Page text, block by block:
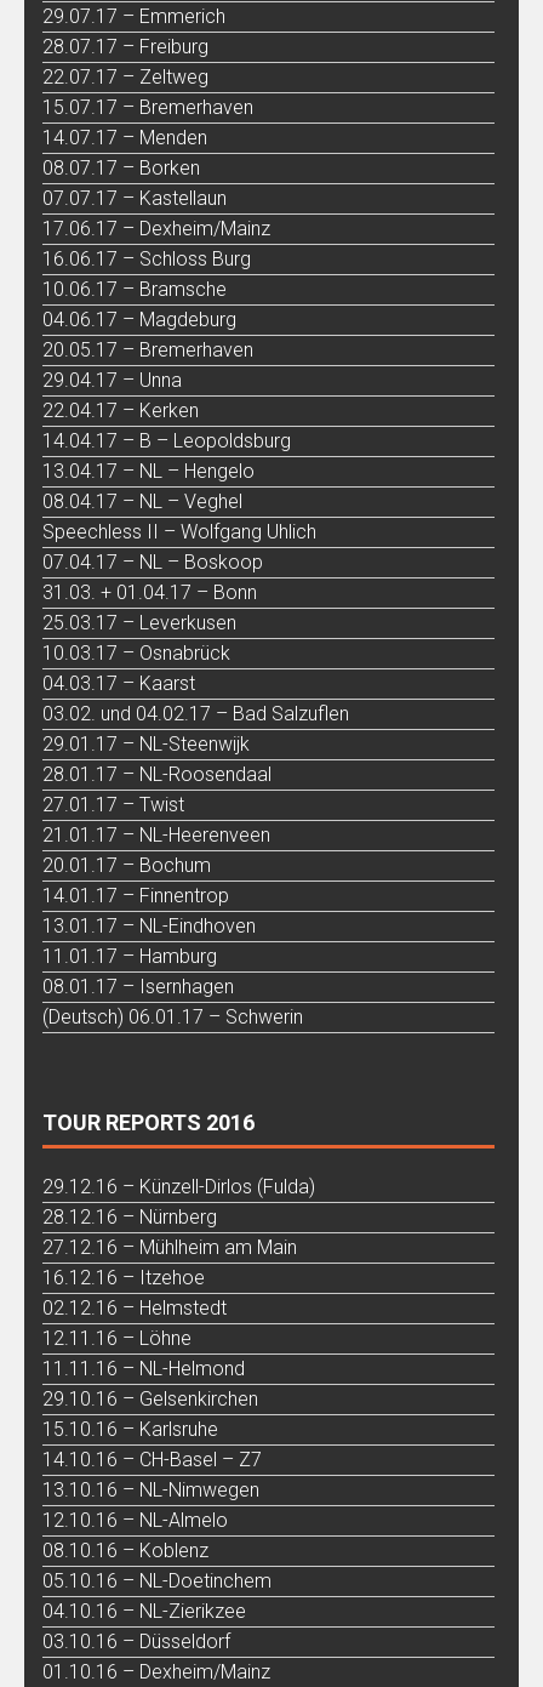
29.07.17 – Emmerich
28.07.17 – Freiburg
22.07.17 – Zeltweg
15.07.17 – Bremerhaven
14.07.17 – Menden
08.07.17 – Borken
07.07.17 – Kastellaun
17.06.17 – Dexheim/Mainz
16.06.17 – Schloss Burg
10.06.17 – Bramsche
04.06.17 – Magdeburg
20.05.17 – Bremerhaven
29.04.17 – Unna
22.04.17 – Kerken
14.04.17 – B – Leopoldsburg
13.04.17 – NL – Hengelo
08.04.17 – NL – Veghel
Speechless II – Wolfgang Uhlich
07.04.17 – NL – Boskoop
31.03. + 01.04.17 – Bonn
25.03.17 – Leverkusen
10.03.17 – Osnabrück
04.03.17 – Kaarst
03.02. und 04.02.17 – Bad Salzuflen
29.01.17 – NL-Steenwijk
28.01.17 – NL-Roosendaal
27.01.17 – Twist
21.01.17 – NL-Heerenveen
20.01.17 – Bochum
14.01.17 – Finnentrop
13.01.17 – NL-Eindhoven
11.01.17 – Hamburg
08.01.17 – Isernhagen
(Deutsch) 06.01.17 – Schwerin
TOUR REPORTS 2016
29.12.16 – Künzell-Dirlos (Fulda)
28.12.16 – Nürnberg
27.12.16 – Mühlheim am Main
16.12.16 – Itzehoe
02.12.16 – Helmstedt
12.11.16 – Löhne
11.11.16 – NL-Helmond
29.10.16 – Gelsenkirchen
15.10.16 – Karlsruhe
14.10.16 – CH-Basel – Z7
13.10.16 – NL-Nimwegen
12.10.16 – NL-Almelo
08.10.16 – Koblenz
05.10.16 – NL-Doetinchem
04.10.16 – NL-Zierikzee
03.10.16 – Düsseldorf
01.10.16 – Dexheim/Mainz